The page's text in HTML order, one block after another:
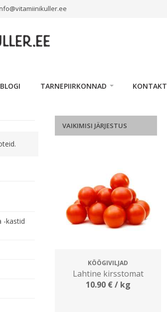
BLOGI TARNEPIIRKONNAD KONTAKT
-kastid
VAIKIMISI JÄRJESTUS
KÖÖGIVILJAD
Lahtine kirsstomat
10.90 €/ kg